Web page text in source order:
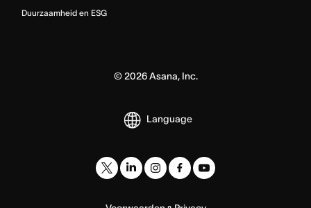
Duurzaamheid en ESG
© 2026Asana, Inc.
Language